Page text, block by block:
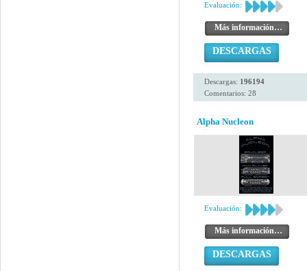
Evaluación:
Más información…
DESCARGAS
Descargas: 196194
Comentarios: 28
Alpha Nucleon
Evaluación:
Más información…
DESCARGAS